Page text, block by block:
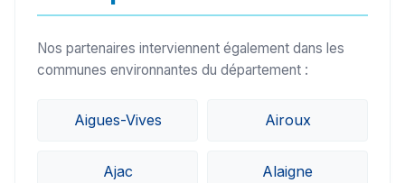
Nos partenaires interviennent également dans les
communes environnantes du département :
Aigues-Vives Airoux
Ajac Alaigne